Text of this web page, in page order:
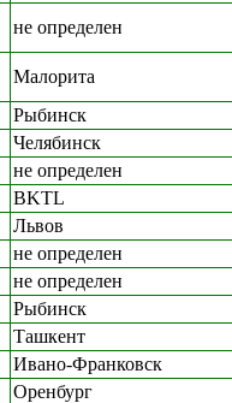
не определен
Малорита
Рыбинск
Челябинск
не определен
BKTL
Львов
не определен
не определен
Рыбинск
Ташкент
Ивано-Франковск
Оренбург